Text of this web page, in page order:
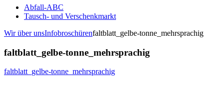
Abfall-ABC
Tausch- und Verschenkmarkt
Wir über unsInfobroschürenfaltblatt_gelbe-tonne_mehrsprachig
faltblatt_gelbe-tonne_mehrsprachig
faltblatt_gelbe-tonne_mehrsprachig